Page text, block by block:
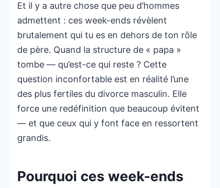
Et il y a autre chose que peu d’hommes
admettent : ces week-ends révèlent
brutalement qui tu es en dehors de ton rôle
de père. Quand la structure de « papa »
tombe — qu’est-ce qui reste ? Cette
question inconfortable est en réalité l’une
des plus fertiles du divorce masculin. Elle
force une redéfinition que beaucoup évitent
— et que ceux qui y font face en ressortent
grandis.
Pourquoi ces week-ends